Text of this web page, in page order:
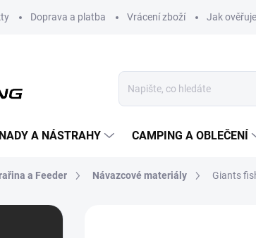
Doprava a platba Vrácení zboží Jak
A NÁSTRAHY CAMPING A OBLEČENÍ
a Feeder Návazcové materiály Giants